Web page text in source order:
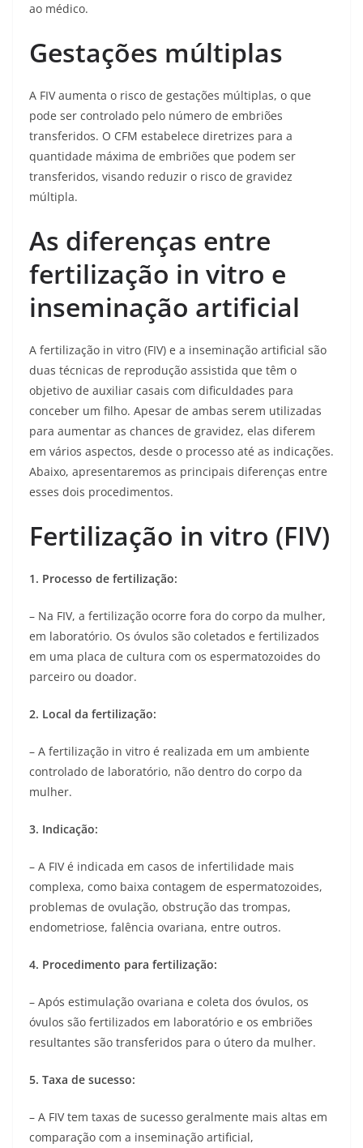
ao médico.
Gestações múltiplas
A FIV aumenta o risco de gestações múltiplas, o que
pode ser controlado pelo número de embriões
transferidos. O CFM estabelece diretrizes para a
quantidade máxima de embriões que podem ser
transferidos, visando reduzir o risco de gravidez
múltipla.
As diferenças entre
fertilização in vitro e
inseminação artificial
A fertilização in vitro (FIV) e a inseminação artificial são
duas técnicas de reprodução assistida que têm o
objetivo de auxiliar casais com dificuldades para
conceber um filho. Apesar de ambas serem utilizadas
para aumentar as chances de gravidez, elas diferem
em vários aspectos, desde o processo até as indicações.
Abaixo, apresentaremos as principais diferenças entre
esses dois procedimentos.
Fertilização in vitro (FIV)
1. Processo de fertilização:
– Na FIV, a fertilização ocorre fora do corpo da mulher,
em laboratório. Os óvulos são coletados e fertilizados
em uma placa de cultura com os espermatozoides do
parceiro ou doador.
2. Local da fertilização:
– A fertilização in vitro é realizada em um ambiente
controlado de laboratório, não dentro do corpo da
mulher.
3. Indicação:
– A FIV é indicada em casos de infertilidade mais
complexa, como baixa contagem de espermatozoides,
problemas de ovulação, obstrução das trompas,
endometriose, falência ovariana, entre outros.
4. Procedimento para fertilização:
– Após estimulação ovariana e coleta dos óvulos, os
óvulos são fertilizados em laboratório e os embriões
resultantes são transferidos para o útero da mulher.
5. Taxa de sucesso:
– A FIV tem taxas de sucesso geralmente mais altas em
comparação com a inseminação artificial,